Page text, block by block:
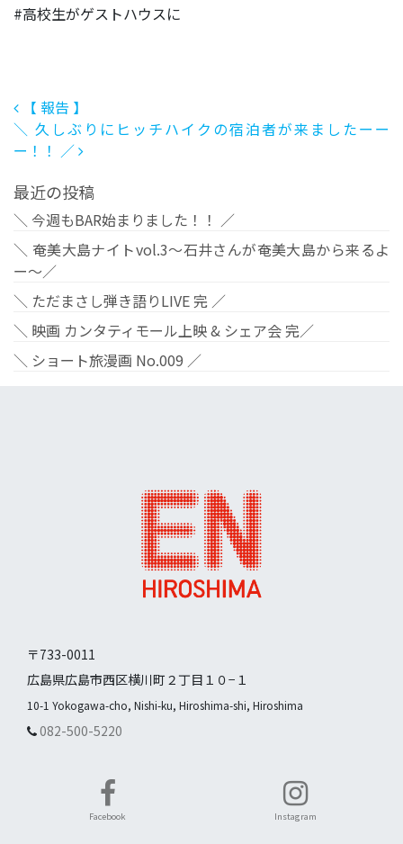
#高校生がゲストハウスに
投稿ナビゲーション
【 報告 】
＼ 久しぶりにヒッチハイクの宿泊者が来ましたーー
ー！！ ／
最近の投稿
＼ 今週もBAR始まりました！！ ／
＼ 奄美大島ナイトvol.3〜石井さんが奄美大島から来るよ
ー〜／
＼ ただまさし弾き語りLIVE 完 ／
＼ 映画 カンタティモール上映 & シェア会 完／
＼ ショート旅漫画 No.009 ／
〒733-0011
広島県広島市西区横川町２丁目１０−１
10-1 Yokogawa-cho, Nishi-ku, Hiroshima-shi, Hiroshima
082-500-5220
Facebook Instagram